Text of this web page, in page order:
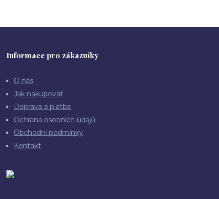
Informace pro zákazníky
O nás
Jak nakupovat
Doprava a platba
Ochrana osobních údajů
Obchodní podmínky
Kontakt